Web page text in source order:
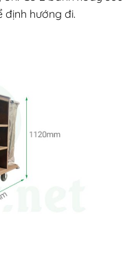
định hướng đi.